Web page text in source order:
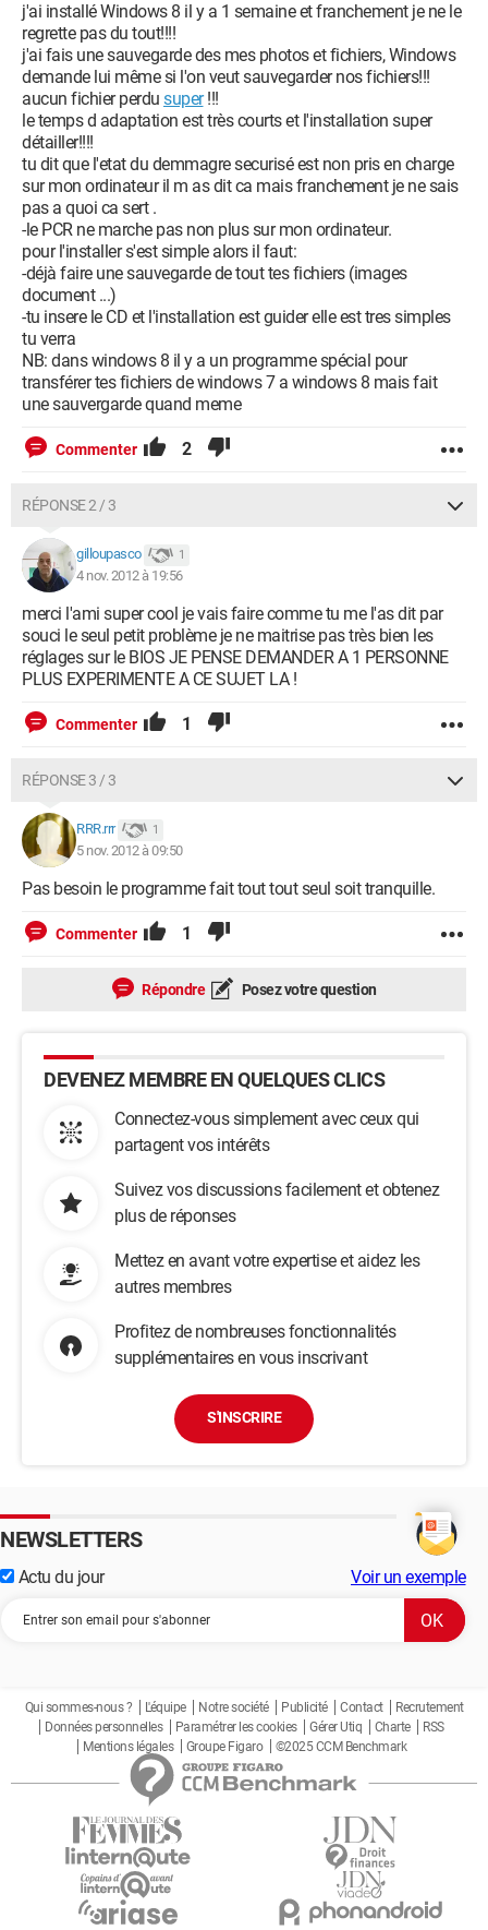
j'ai installé Windows 8 il y a 1 semaine et franchement je ne le
regrette pas du tout!!!!
j'ai fais une sauvegarde des mes photos et fichiers, Windows
demande lui même si l'on veut sauvegarder nos fichiers!!!
aucun fichier perdu super!!!
le temps d adaptation est très courts et l'installation super
détailler!!!!
tu dit que l'etat du demmagre securisé est non pris en charge
sur mon ordinateur il m as dit ca mais franchement je ne sais
pas a quoi ca sert .
-le PCR ne marche pas non plus sur mon ordinateur.
pour l'installer s'est simple alors il faut:
-déjà faire une sauvegarde de tout tes fichiers (images
document ...)
-tu insere le CD et l'installation est guider elle est tres simples
tu verra
NB: dans windows 8 il y a un programme spécial pour
transférer tes fichiers de windows 7 a windows 8 mais fait
une sauvergarde quand meme
Commenter 2
RÉPONSE 2 / 3
gilloupasco 1
4 nov. 2012 à 19:56
merci l'ami super cool je vais faire comme tu me l'as dit par
souci le seul petit problème je ne maitrise pas très bien les
réglages sur le BIOS JE PENSE DEMANDER A 1 PERSONNE
PLUS EXPERIMENTE A CE SUJET LA !
Commenter 1
RÉPONSE 3 / 3
RRR.rrr 1
5 nov. 2012 à 09:50
Pas besoin le programme fait tout tout seul soit tranquille.
Commenter 1
Répondre Posez votre question
DEVENEZ MEMBRE EN QUELQUES CLICS
Connectez-vous simplement avec ceux qui
partagent vos intérêts
Suivez vos discussions facilement et obtenez
plus de réponses
Mettez en avant votre expertise et aidez les
autres membres
Profitez de nombreuses fonctionnalités
supplémentaires en vous inscrivant
S'INSCRIRE
NEWSLETTERS
Actu du jour Voir un exemple
Qui sommes-nous ? L'équipe Notre société Publicité Contact
Recrutement
Données personnelles
Paramétrer les cookies Gérer Utiq Charte
RSS
Mentions légales
Groupe Figaro ©2025 CCM Benchmark